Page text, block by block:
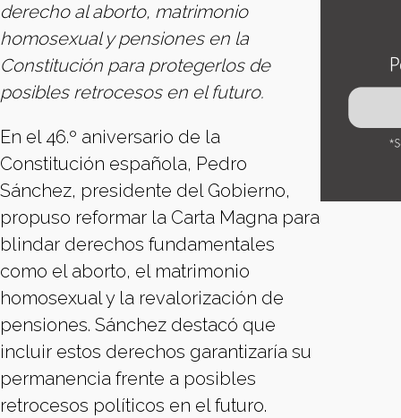
derecho al aborto, matrimonio
homosexual y pensiones en la
Constitución para protegerlos de
posibles retrocesos en el futuro.
En el 46.º aniversario de la
Constitución española, Pedro
Sánchez, presidente del Gobierno,
propuso reformar la Carta Magna para
blindar derechos fundamentales
como el aborto, el matrimonio
homosexual y la revalorización de
pensiones. Sánchez destacó que
incluir estos derechos garantizaría su
permanencia frente a posibles
retrocesos políticos en el futuro.